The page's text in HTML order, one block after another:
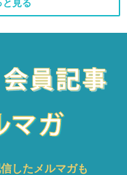
と見る
したメルマガも